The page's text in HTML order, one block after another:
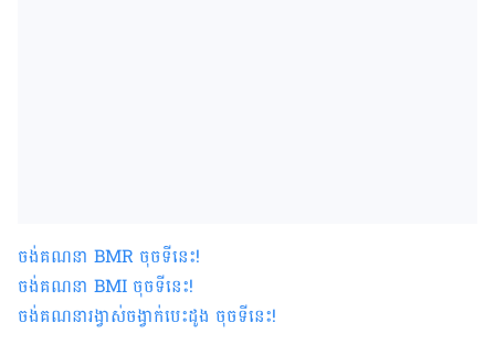
ចង់គណនា BMR ចុចទីនេះ!
ចង់គណនា BMI ចុចទីនេះ!
ចង់គណនារង្វាស់ចង្វាក់បេះដូង ចុចទីនេះ!